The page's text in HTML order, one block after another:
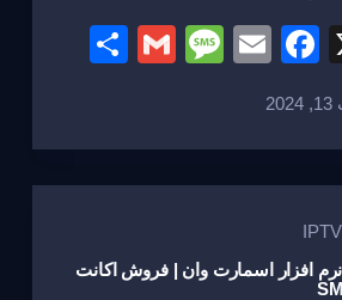
X
F
c
e
b
o
E
M
a
g
G
e
افزار اسمارت وان | فروش اکانت